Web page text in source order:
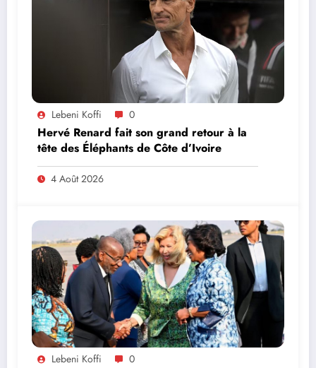
Lebeni Koffi 0
Hervé Renard fait son grand retour à la
tête des Éléphants de Côte d’Ivoire
4 Août 2026
Lebeni Koffi 0